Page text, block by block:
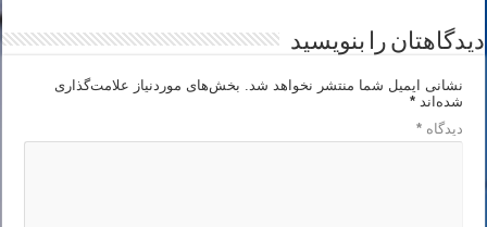
دیدگاهتان را بنویسید
نشانی ایمیل شما منتشر نخواهد شد.
بخش‌های موردنیاز علامت‌گذاری
شده‌اند*
دیدگاه*